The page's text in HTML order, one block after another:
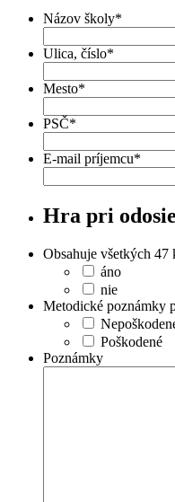
Názov školy*
Ulica, číslo*
Mesto*
PSČ*
E-mail príjemcu*
Hra pri
Obsahuje všetkých 47
áno
nie
Metodické poznámky
Poškodené
Poznámky